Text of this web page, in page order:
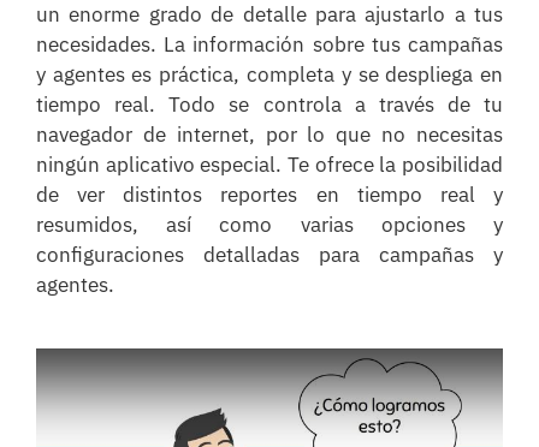
un enorme grado de detalle para ajustarlo a tus
necesidades. La información sobre tus campañas
y agentes es práctica, completa y se despliega en
tiempo real. Todo se controla a través de tu
navegador de internet, por lo que no necesitas
ningún aplicativo especial. Te ofrece la posibilidad
de ver distintos reportes en tiempo real y
resumidos, así como varias opciones y
configuraciones detalladas para campañas y
agentes.